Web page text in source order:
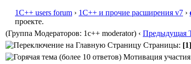
1С++ users forum › 1С++ и прочие расширения v7 ›
проекте.
(Группа Модераторов: 1c++ moderator) ‹ Предыдущая
Страницы: [1]
Мотивация